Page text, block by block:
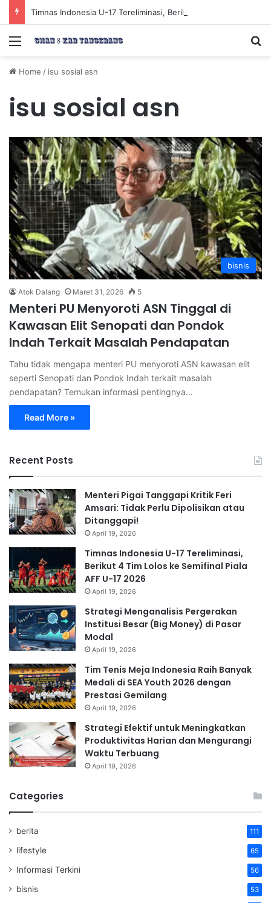
Menu
Home / isu sosial asn
isu sosial asn
bisnis
Atok Dalang Maret 31, 2026 5
Menteri PU Menyoroti ASN Tinggal di
Kawasan Elit Senopati dan Pondok
Indah Terkait Masalah Pendapatan
Tahu tidak mengapa menteri PU menyoroti ASN kawasan elit
seperti Senopati dan Pondok Indah terkait masalah
pendapatan? Temukan informasi pentingnya…
Read More »
Recent Posts
Menteri Pigai Tanggapi Kritik Feri
Amsari: Tidak Perlu Dipolisikan atau
Ditanggapi!
April 19, 2026
Timnas Indonesia U-17 Tereliminasi,
Berikut 4 Tim Lolos ke Semifinal Piala
AFF U-17 2026
April 19, 2026
Strategi Menganalisis Pergerakan
Institusi Besar (Big Money) di Pasar
Modal
April 19, 2026
Tim Tenis Meja Indonesia Raih Banyak
Medali di SEA Youth 2026 dengan
Prestasi Gemilang
April 19, 2026
Strategi Efektif untuk Meningkatkan
Produktivitas Harian dan Mengurangi
Waktu Terbuang
April 19, 2026
Categories
berita 111
lifestyle 65
Informasi Terkini 56
bisnis 53